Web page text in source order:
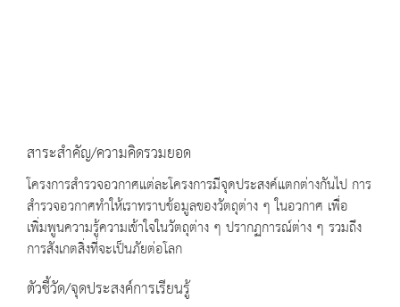
สาระสำคัญ/ความคิดรวมยอด
โครงการสำรวจอวกาศแต่ละโครงการมีจุดประสงค์แตกต่างกันไป การ
สำรวจอวกาศทำให้เราทราบข้อมูลของวัตถุต่าง ๆ ในอวกาศ เพื่อ
เพิ่มพูนความรู้ความเข้าใจในวัตถุต่าง ๆ ปรากฏการณ์ต่าง ๆ รวมถึง
การสังเกตสิ่งที่จะเป็นภัยต่อโลก
ตัวชี้วัด/จุดประสงค์การเรียนรู้